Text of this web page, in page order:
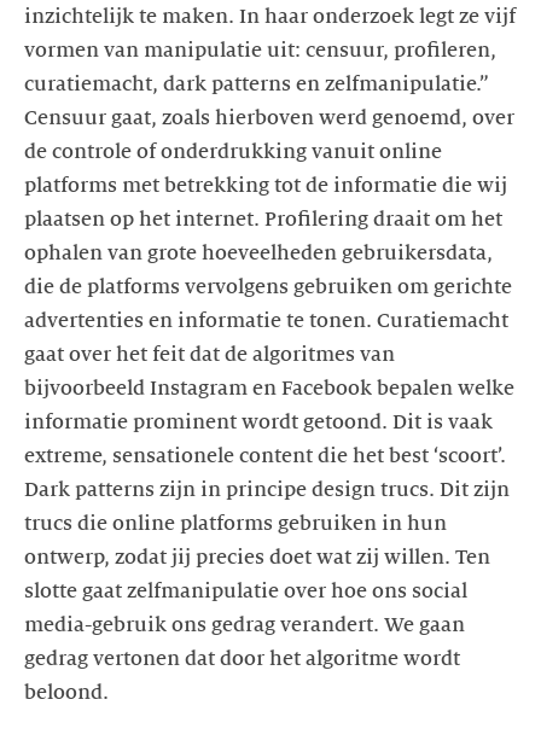
inzichtelijk te maken. In haar onderzoek legt ze vijf
vormen van manipulatie uit: censuur, profileren,
curatiemacht, dark patterns en zelfmanipulatie.”
Censuur gaat, zoals hierboven werd genoemd, over
de controle of onderdrukking vanuit online
platforms met betrekking tot de informatie die wij
plaatsen op het internet. Profilering draait om het
ophalen van grote hoeveelheden gebruikersdata,
die de platforms vervolgens gebruiken om gerichte
advertenties en informatie te tonen. Curatiemacht
gaat over het feit dat de algoritmes van
bijvoorbeeld Instagram en Facebook bepalen welke
informatie prominent wordt getoond. Dit is vaak
extreme, sensationele content die het best ‘scoort’.
Dark patterns zijn in principe design trucs. Dit zijn
trucs die online platforms gebruiken in hun
ontwerp, zodat jij precies doet wat zij willen. Ten
slotte gaat zelfmanipulatie over hoe ons social
media-gebruik ons gedrag verandert. We gaan
gedrag vertonen dat door het algoritme wordt